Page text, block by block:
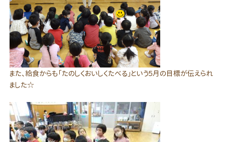
また、給食からも「たのしくおいしくたべる」という５月の目標が伝えられ
ました☆